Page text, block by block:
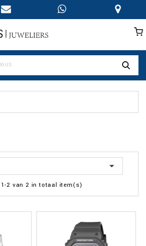

2 van 2 in totaal item(s)